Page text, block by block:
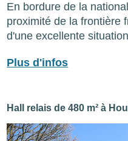
En bordure de la
proximité de la frontière
d'une excellente
Plus d'infos
Hall relais de 480 m² à
Image